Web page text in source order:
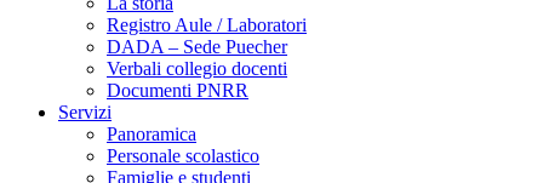
Registro Aule / Laboratori
DADA – Sede Puecher
Verbali collegio docenti
Documenti PNRR
Servizi
Panoramica
Personale scolastico
Famiglie e studenti